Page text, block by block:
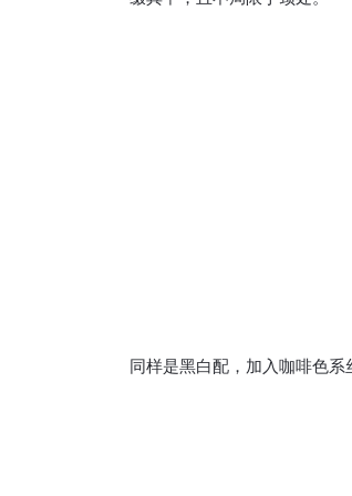
同样是黑白配，加入咖啡色